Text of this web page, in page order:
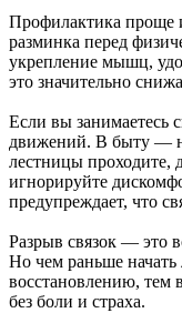
Профилактика проще
разминка перед
укрепление мышц,
это значительно
Если вы занимаетесь
движений. В быту —
лестницы проходите,
игнорируйте
предупреждает, что
Разрыв связок — это
Но чем раньше начать
восстановлению, тем
без боли и страха.